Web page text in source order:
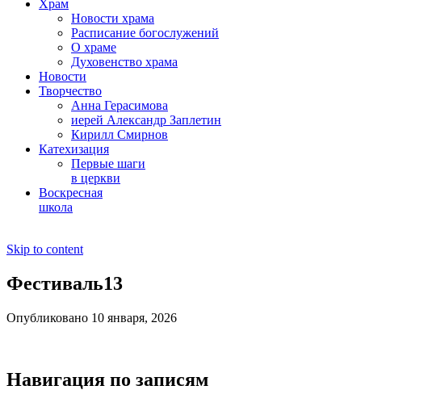
Храм
Новости храма
Расписание богослужений
О храме
Духовенство храма
Новости
Творчество
Анна Герасимова
иерей Александр Заплетин
Кирилл Смирнов
Катехизация
Первые шаги
в церкви
Воскресная
школа
Skip to content
Фестиваль13
Опубликовано 10 января, 2026
Навигация по записям